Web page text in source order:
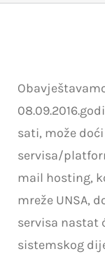
USLUGE
NOVOSTI
sati, može
servisa/
mail hosting,
mreže UNSA,
servisa nastat
sistemskog